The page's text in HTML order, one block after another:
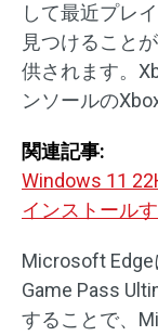
して最近プレ
見つけること
供されます。
ンソールの
関連記事:
Windows 11
インストール
Microsoft Edge
Game Pass
することで、